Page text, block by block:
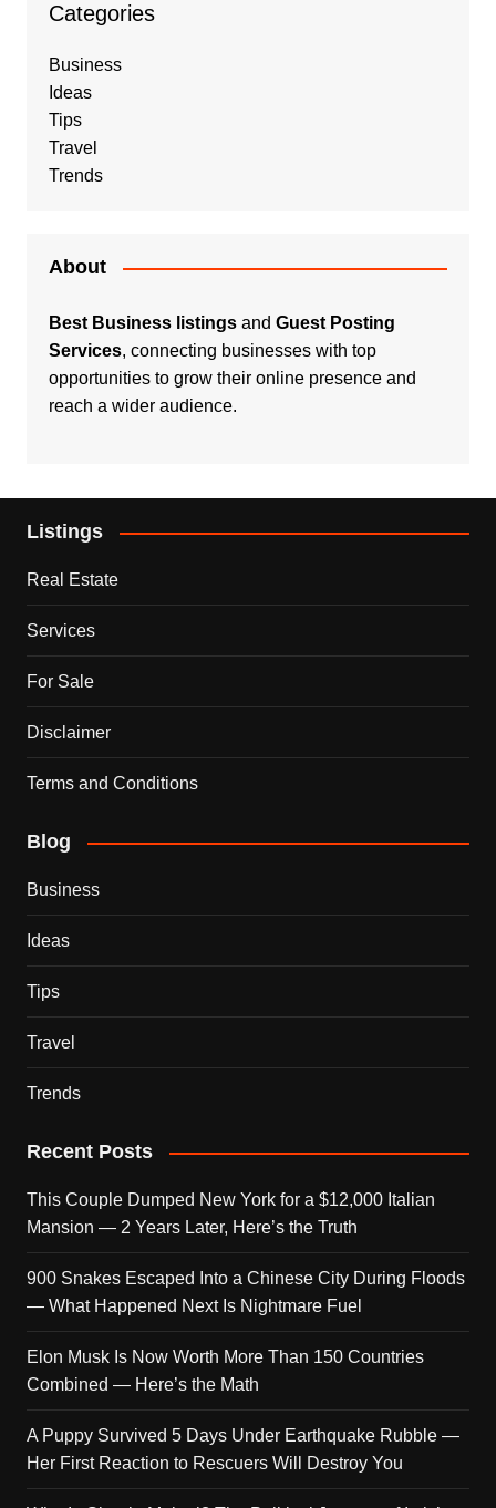
Categories
Business
Ideas
Tips
Travel
Trends
About
Best Business listingsand Guest Posting
Services, connecting businesses with top
opportunities to grow their online presence and
reach a wider audience.
Listings
Real Estate
Services
For Sale
Disclaimer
Terms and Conditions
Blog
Business
Ideas
Tips
Travel
Trends
Recent Posts
This Couple Dumped New York for a $12,000 Italian
Mansion — 2 Years Later, Here’s the Truth
900 Snakes Escaped Into a Chinese City During Floods
— What Happened Next Is Nightmare Fuel
Elon Musk Is Now Worth More Than 150 Countries
Combined — Here’s the Math
A Puppy Survived 5 Days Under Earthquake Rubble —
Her First Reaction to Rescuers Will Destroy You